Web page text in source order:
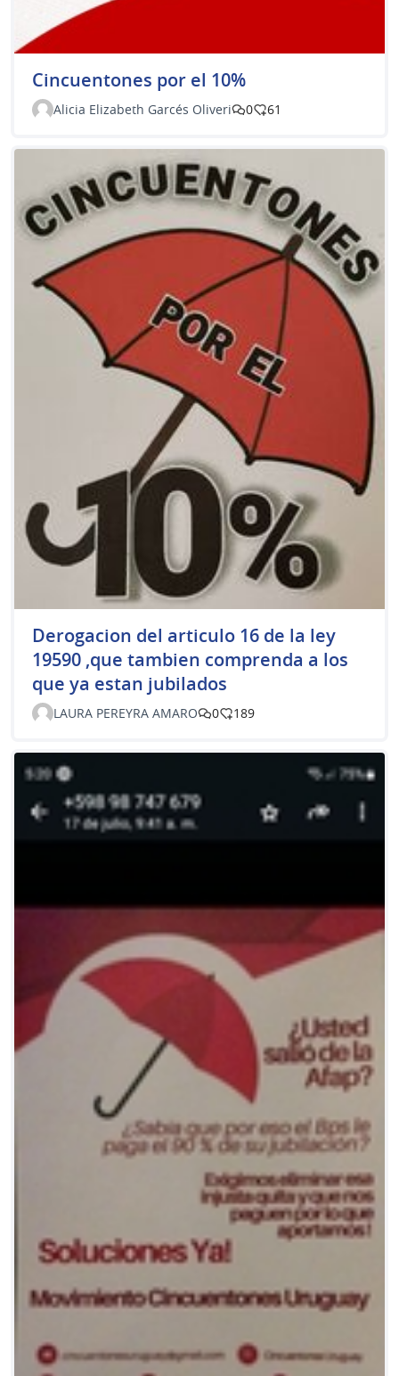
Cincuentones por el 10%
Alicia Elizabeth Garcés Oliveri 0 61
Derogacion del articulo 16 de la ley
19590 ,que tambien comprenda a los
que ya estan jubilados
LAURA PEREYRA AMARO 0 189